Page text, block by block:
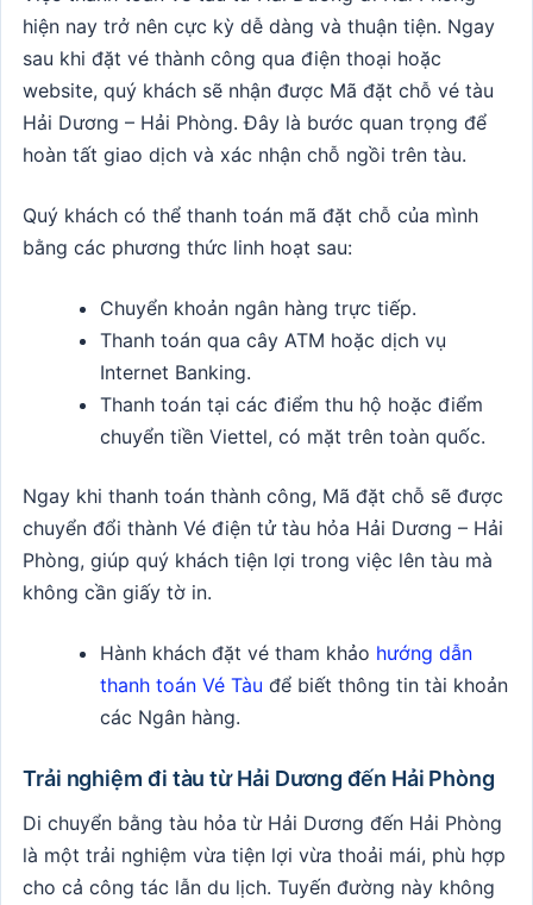
hiện nay trở nên cực kỳ dễ dàng và thuận tiện. Ngay
sau khi đặt vé thành công qua điện thoại hoặc
website, quý khách sẽ nhận được Mã đặt chỗ vé tàu
Hải Dương – Hải Phòng. Đây là bước quan trọng để
hoàn tất giao dịch và xác nhận chỗ ngồi trên tàu.
Quý khách có thể thanh toán mã đặt chỗ của mình
bằng các phương thức linh hoạt sau:
Chuyển khoản ngân hàng trực tiếp.
Thanh toán qua cây ATM hoặc dịch vụ
Internet Banking.
Thanh toán tại các điểm thu hộ hoặc điểm
chuyển tiền Viettel, có mặt trên toàn quốc.
Ngay khi thanh toán thành công, Mã đặt chỗ sẽ được
chuyển đổi thành Vé điện tử tàu hỏa Hải Dương – Hải
Phòng, giúp quý khách tiện lợi trong việc lên tàu mà
không cần giấy tờ in.
Hành khách đặt vé tham khảo hướng dẫn
thanh toán Vé Tàu để biết thông tin tài khoản
các Ngân hàng.
Trải nghiệm đi tàu từ Hải Dương đến Hải Phòng
Di chuyển bằng tàu hỏa từ Hải Dương đến Hải Phòng
là một trải nghiệm vừa tiện lợi vừa thoải mái, phù hợp
cho cả công tác lẫn du lịch. Tuyến đường này không